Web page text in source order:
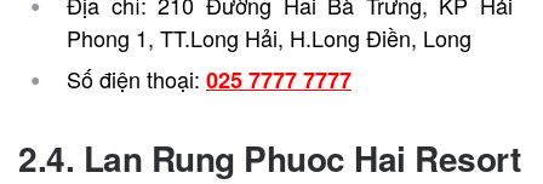
Phong 1, TT.Long Hải, H.Long Điền, Long
Số điện thoại: 025 7777 7777
2.4. Lan Rung Phuoc Hai Resort